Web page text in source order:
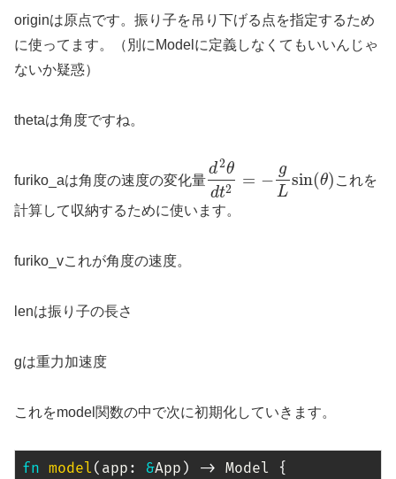
originは原点です。振り子を吊り下げる点を指定するため
に使ってます。（別にModelに定義しなくてもいいんじゃ
ないか疑惑）
thetaは角度ですね。
furiko_aは角度の速度の変化量
d2θ
dt2 = −
g
L
sin(θ) これを
計算して収納するために使います。
furiko_vこれが角度の速度。
lenは振り子の長さ
gは重力加速度
これをmodel関数の中で次に初期化していきます。
fn model ( app : &App ) -> Model
{